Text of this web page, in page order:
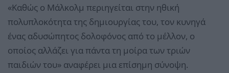
«Καθώς ο Μάλκολμ περιηγείται στην ηθική
πολυπλοκότητα της δημιουργίας του, τον κυνηγά
ένας αδυσώπητος δολοφόνος από το μέλλον, ο
οποίος αλλάζει για πάντα τη μοίρα των τριών
παιδιών του» αναφέρει μια επίσημη σύνοψη.